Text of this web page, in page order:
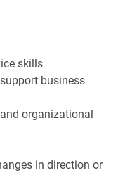
skills
business
organizational
in direction or